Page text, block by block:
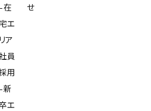
在
エ
リア
員
用
新
エ
せ